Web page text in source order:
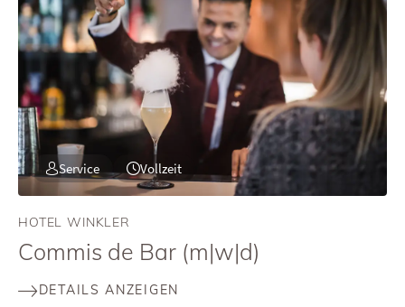
Service Vollzeit
HOTEL WINKLER
Commis de Bar (m|w|d)
DETAILS ANZEIGEN